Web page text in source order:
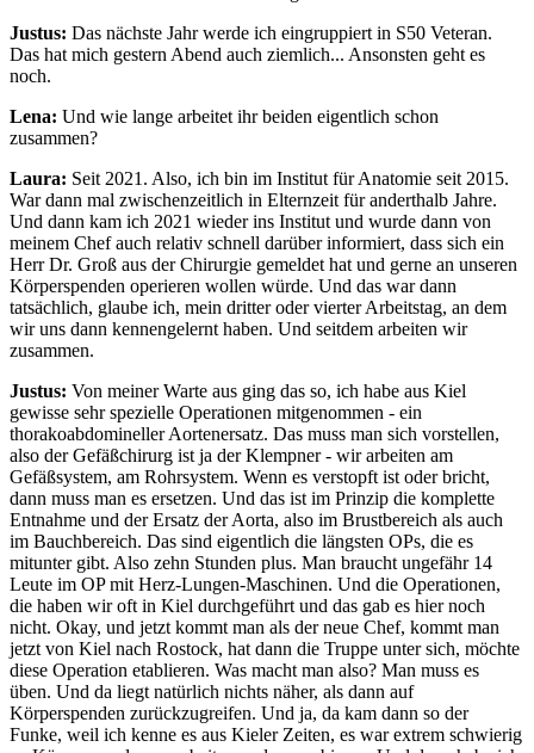
Justus: Das nächste Jahr werde ich eingruppiert in S50 Veteran.
Das hat mich gestern Abend auch ziemlich... Ansonsten geht es
noch.
Lena: Und wie lange arbeitet ihr beiden eigentlich schon
zusammen?
Laura: Seit 2021. Also, ich bin im Institut für Anatomie seit 2015.
War dann mal zwischenzeitlich in Elternzeit für anderthalb Jahre.
Und dann kam ich 2021 wieder ins Institut und wurde dann von
meinem Chef auch relativ schnell darüber informiert, dass sich ein
Herr Dr. Groß aus der Chirurgie gemeldet hat und gerne an unseren
Körperspenden operieren wollen würde. Und das war dann
tatsächlich, glaube ich, mein dritter oder vierter Arbeitstag, an dem
wir uns dann kennengelernt haben. Und seitdem arbeiten wir
zusammen.
Justus: Von meiner Warte aus ging das so, ich habe aus Kiel
gewisse sehr spezielle Operationen mitgenommen - ein
thorakoabdomineller Aortenersatz. Das muss man sich vorstellen,
also der Gefäßchirurg ist ja der Klempner - wir arbeiten am
Gefäßsystem, am Rohrsystem. Wenn es verstopft ist oder bricht,
dann muss man es ersetzen. Und das ist im Prinzip die komplette
Entnahme und der Ersatz der Aorta, also im Brustbereich als auch
im Bauchbereich. Das sind eigentlich die längsten OPs, die es
mitunter gibt. Also zehn Stunden plus. Man braucht ungefähr 14
Leute im OP mit Herz-Lungen-Maschinen. Und die Operationen,
die haben wir oft in Kiel durchgeführt und das gab es hier noch
nicht. Okay, und jetzt kommt man als der neue Chef, kommt man
jetzt von Kiel nach Rostock, hat dann die Truppe unter sich, möchte
diese Operation etablieren. Was macht man also? Man muss es
üben. Und da liegt natürlich nichts näher, als dann auf
Körperspenden zurückzugreifen. Und ja, da kam dann so der
Funke, weil ich kenne es aus Kieler Zeiten, es war extrem schwierig